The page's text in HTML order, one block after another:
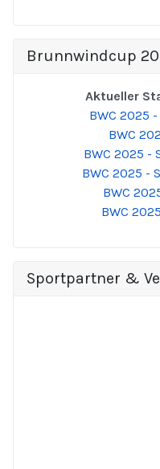
Brunnwindcup
Aktueller
BWC 2025
BWC
BWC 2025 -
BWC 2025 -
BWC
BWC
Sportpartner &